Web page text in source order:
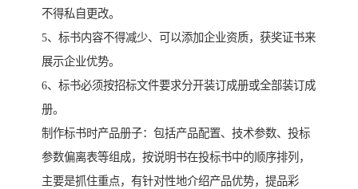
不得私自更改。
5、标书内容不得减少、可以添加企业资质，获奖证书来
展示企业优势。
6、标书必须按招标文件要求分开装订成册或全部装订成
册。
制作标书时产品册子：包括产品配置、技术参数、投标
参数偏离表等组成，按说明书在投标书中的顺序排列，
主要是抓住重点，有针对性地介绍产品优势，提品彩